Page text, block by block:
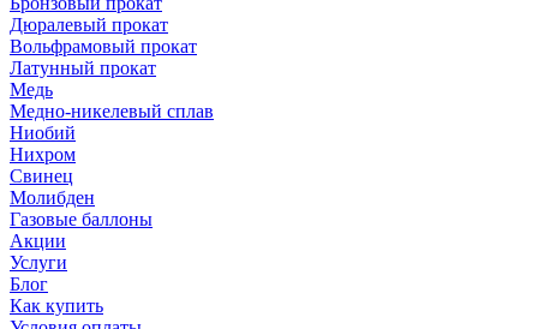
Дюралевый прокат
Вольфрамовый прокат
Латунный прокат
Медь
Медно-никелевый сплав
Ниобий
Нихром
Свинец
Молибден
Газовые баллоны
Акции
Услуги
Блог
Как купить